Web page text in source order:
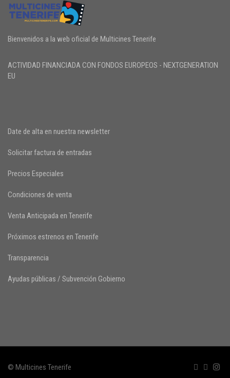
Bienvenidos a la web oficial de Multicines Tenerife
ACTIVIDAD FINANCIADA CON FONDOS EUROPEOS - NEXTGENERATION
EU
Date de alta en nuestra newsletter
Solicitar factura de entradas
Precios Especiales
Condiciones de venta
Venta Anticipada en Tenerife
Próximos estrenos en Tenerife
Transparencia
Ayudas públicas / Subvención Gobierno
© Multicines Tenerife